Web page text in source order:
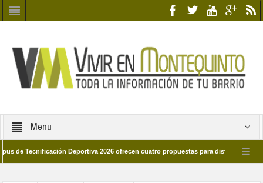
Menu
Deportiva 2026 ofrecen cuatro propuestas para disfrutar del deporte